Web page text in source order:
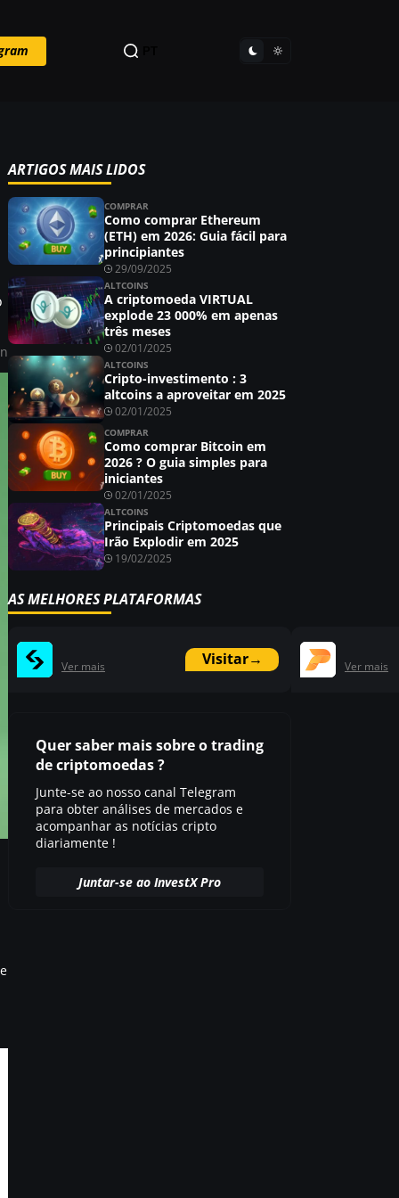
ARTIGOS MAIS LIDOS
COMPRAR
Como comprar Ethereum
(ETH) em 2026: Guia fácil para
principiantes
29/09/2025
ALTCOINS
A criptomoeda VIRTUAL
explode 23 000% em apenas
três meses
02/01/2025
ALTCOINS
Cripto-investimento : 3
altcoins a aproveitar em 2025
02/01/2025
COMPRAR
Como comprar Bitcoin em
2026 ? O guia simples para
iniciantes
02/01/2025
ALTCOINS
Principais Criptomoedas que
Irão Explodir em 2025
19/02/2025
AS MELHORES PLATAFORMAS
Visitar→
Ver mais Ver mais
Quer saber mais sobre o trading
de criptomoedas ?
Junte-se ao nosso canal Telegram
para obter análises de mercados e
acompanhar as notícias cripto
diariamente !
Juntar-se ao InvestX Pro